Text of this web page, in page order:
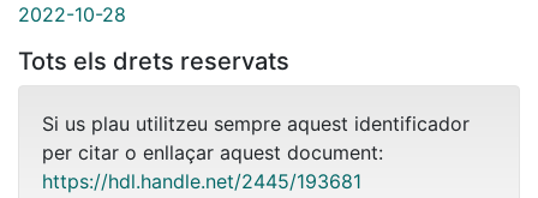
2022-10-28
Tots els drets reservats
Si us plau utilitzeu sempre aquest identificador
per citar o enllaçar aquest document:
https://hdl.handle.net/2445/193681